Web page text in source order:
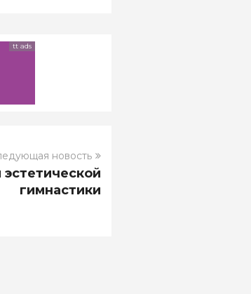
tt ads
новость
гимнастики